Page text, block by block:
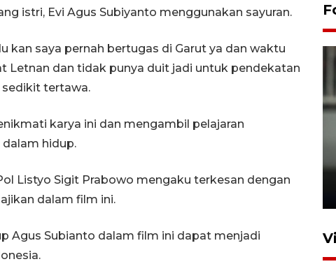
istri, Evi Agus Subiyanto menggunakan sayuran.
kan saya pernah bertugas di Garut ya dan waktu
Letnan dan tidak punya duit jadi untuk pendekatan
sedikit tertawa.
karya ini dan mengambil pelajaran
hidup.
Listyo Sigit Prabowo mengaku terkesan dengan
dalam film ini.
Agus Subianto dalam film ini dapat menjadi
terluas di Indonesia